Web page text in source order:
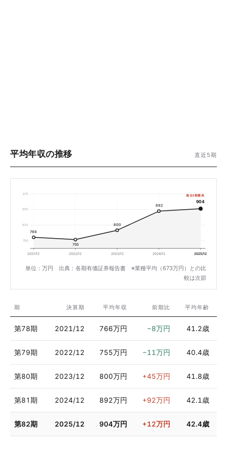
平均年収の推移 直近5期
975
900
825
750
766
755
800
892
904
過去5期最高
2021/12 2022/12 2023/12 2024/12 2025/12
単位：万円 出典：各期有価証券報告書 ※業種平均（673万円）との比
較は次節
期 決算期 平均年収 前期比 平均年齢
第78期 2021/12 766万円 −8万円 41.2歳
第79期 2022/12 755万円 −11万円 40.4歳
第80期 2023/12 800万円 +45万円 41.8歳
第81期 2024/12 892万円 +92万円 42.1歳
第82期 2025/12 904万円 +12万円 42.4歳